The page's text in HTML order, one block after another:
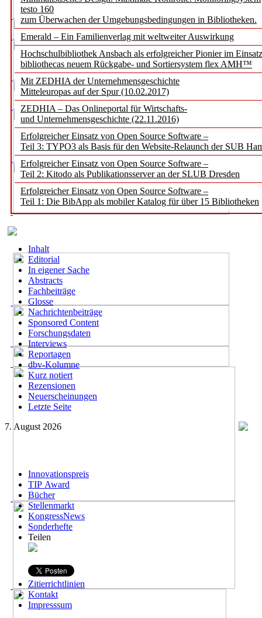
testo 160
zum Überwachen der Umgebungsbedingungen in Bibliotheken.
Emerald – Ein Familienverlag mit weltweiter Auswirkung
Hochschulbibliothek Ansbach als erfolgreicher Pionier im
bibliothecas neuem Rückgabe- und Sortiersystem flex AMH™
Mit ZEDHIA der Unternehmensgeschichte
Mitteleuropas auf der Spur (10.02.2017)
ZEDHIA – Das Onlineportal für Wirtschafts-
und Unternehmensgeschichte (22.11.2016)
Erfolgreicher Einsatz von Open Source Software –
Teil 3: TYPO3 als Basis für den Website-Relaunch der SUB
Erfolgreicher Einsatz von Open Source Software –
Teil 2: Kitodo als Publikationsserver an der SLUB Dresden
Erfolgreicher Einsatz von Open Source Software –
Teil 1: Die BibApp als mobiler Katalog für über 15 Bibliotheken
Inhalt
Editorial
In eigener Sache
Abstracts
Fachbeiträge
Glosse
Nachrichtenbeiträge
Sponsored Content
Forschungsdaten
Interviews
Reportagen
dbv-Kolumne
Kurz notiert
Rezensionen
Neuerscheinungen
Letzte Seite
7. August 2026
Innovationspreis
TIP Award
Bücher
Stellenmarkt
KongressNews
Sonderhefte
Teilen
Zitierrichtlinien
Kontakt
Impresssum